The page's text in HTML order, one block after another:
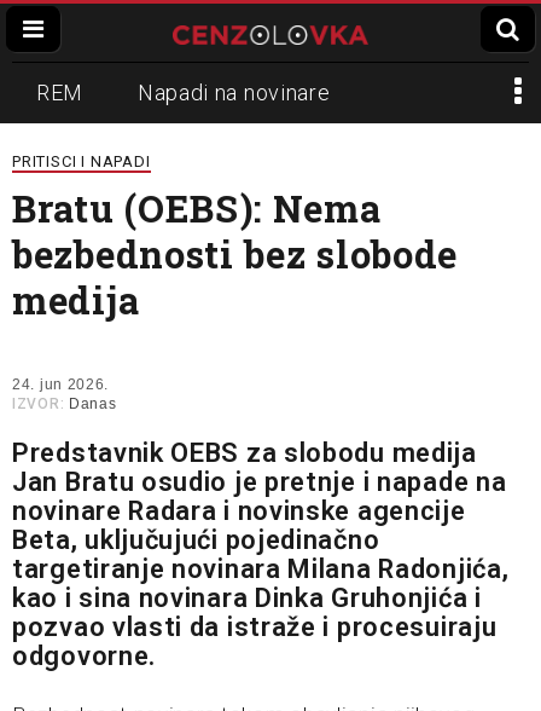
REM Napadi na novinare
Zvučni top
Propaganda Lokalni mediji
Informer Slavko Ćuruvija
PRITISCI I NAPADI
Bratu (OEBS): Nema
bezbednosti bez slobode
medija
24. jun 2026.
IZVOR: Danas
Predstavnik OEBS za slobodu medija
Jan Bratu osudio je pretnje i napade na
novinare Radara i novinske agencije
Beta, uključujući pojedinačno
targetiranje novinara Milana Radonjića,
kao i sina novinara Dinka Gruhonjića i
pozvao vlasti da istraže i procesuiraju
odgovorne.